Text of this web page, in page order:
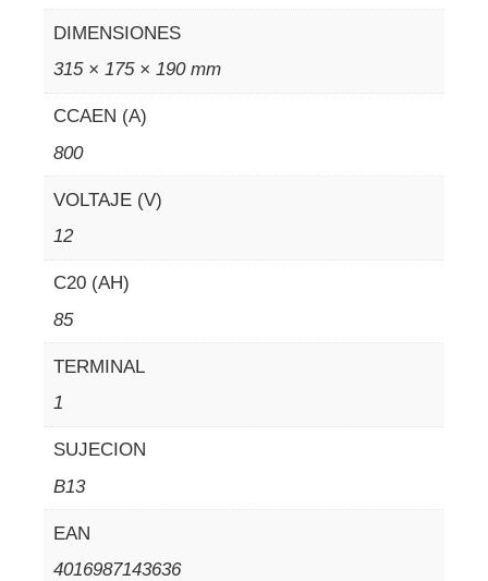
DIMENSIONES
315 × 175 × 190 mm
CCAEN (A)
800
VOLTAJE (V)
12
C20 (AH)
85
TERMINAL
1
SUJECION
B13
EAN
4016987143636